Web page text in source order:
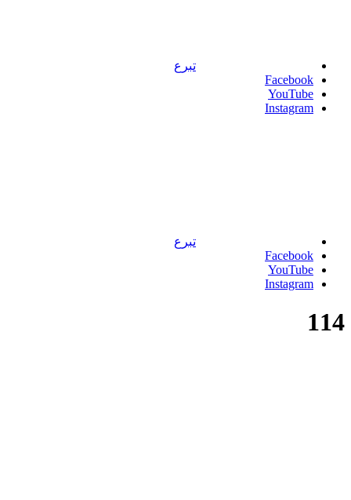
تبرع
Facebook
YouTube
Instagram
تبرع
Facebook
YouTube
Instagram
114